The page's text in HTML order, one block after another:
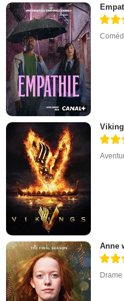
Anne
Drame